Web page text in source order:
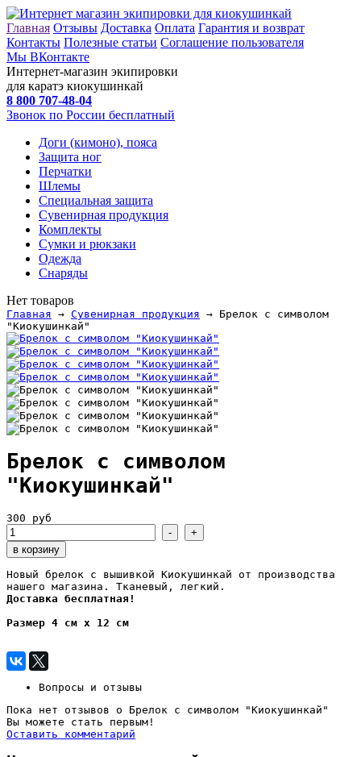
Главная Отзывы Доставка Оплата Гарантия и возврат
Контакты Полезные статьи Соглашение пользователя
Мы ВКонтакте
Интернет-магазин экипировки
для каратэ киокушинкай
8 800 707-48-04
Звонок по России бесплатный
Доги (кимоно), пояса
Защита ног
Перчатки
Шлемы
Специальная защита
Сувенирная продукция
Комплекты
Сумки и рюкзаки
Одежда
Снаряды
Нет товаров
Главная → Сувенирная продукция → Брелок с символом
"Киокушинкай"
Брелок с символом
"Киокушинкай"
300 руб
Новый брелок с вышивкой Киокушинкай от производства
нашего магазина. Тканевый, легкий.
Доставка бесплатная!
Размер 4 см х 12 см
Вопросы и отзывы
Пока нет отзывов о Брелок с символом "Киокушинкай"
Вы можете стать первым!
Оставить комментарий